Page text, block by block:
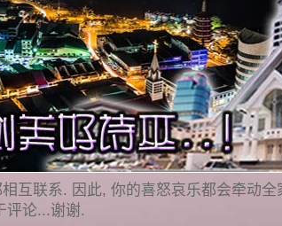
互联系. 因此, 你的喜怒哀乐都会牵动
评论...谢谢.